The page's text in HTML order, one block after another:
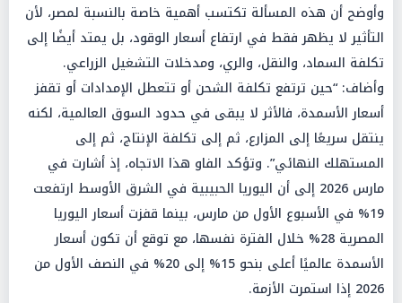
وأوضح أن هذه المسألة تكتسب أهمية خاصة بالنسبة لمصر، لأن
التأثير لا يظهر فقط في ارتفاع أسعار الوقود، بل يمتد أيضًا إلى
تكلفة السماد، والنقل، والري، ومدخلات التشغيل الزراعي.
وأضاف: “حين ترتفع تكلفة الشحن أو تتعطل الإمدادات أو تقفز
أسعار الأسمدة، فالأثر لا يبقى في حدود السوق العالمية، لكنه
ينتقل سريعًا إلى المزارع، ثم إلى تكلفة الإنتاج، ثم إلى
المستهلك النهائي”. وتؤكد الفاو هذا الاتجاه، إذ أشارت في
مارس 2026 إلى أن اليوريا الحبيبية في الشرق الأوسط ارتفعت
19% في الأسبوع الأول من مارس، بينما قفزت أسعار اليوريا
المصرية 28% خلال الفترة نفسها، مع توقع أن تكون أسعار
الأسمدة عالميًا أعلى بنحو 15% إلى 20% في النصف الأول من
2026 إذا استمرت الأزمة.